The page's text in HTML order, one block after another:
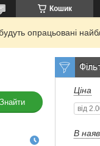
Кошик
опрацьовані
Знайти
Ціна
В